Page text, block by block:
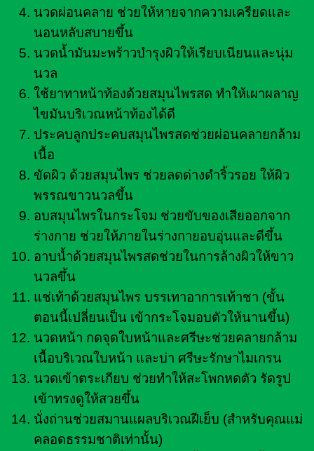
นวดผ่อนคลาย ช่วยให้หายจากความเครียดและ
นอนหลับสบายขึ้น
นวดน้ำมันมะพร้าวบำรุงผิวให้เรียบเนียนและนุ่ม
นวล
ใช้ยาทาหน้าท้องด้วยสมุนไพรสด ทำให้เผาผลาญ
ไขมันบริเวณหน้าท้องได้ดี
ประคบลูกประคบสมุนไพรสดช่วยผ่อนคลายกล้าม
เนื้อ
ขัดผิว ด้วยสมุนไพร ช่วยลดด่างดำริ้วรอย ให้ผิว
พรรณขาวนวลขึ้น
อบสมุนไพรในกระโจม ช่วยขับของเสียออกจาก
ร่างกาย ช่วยให้ภายในร่างกายอบอุ่นและดีขึ้น
อาบน้ำด้วยสมุนไพรสดช่วยในการล้างผิวให้ขาว
นวลขึ้น
แช่เท้าด้วยสมุนไพร บรรเทาอาการเท้าชา (ขั้น
ตอนนี้เปลี่ยนเป็น เข้ากระโจมอบตัวให้นานขึ้น)
นวดหน้า กดจุดใบหน้าและศรีษะช่วยคลายกล้าม
เนื้อบริเวณใบหน้า และบ่า ศรีษะรักษาไมเกรน
นวดเข้าตระเกียบ ช่วยทำให้สะโพกหดตัว รัดรูป
เข้าทรงดูให้สวยขึ้น
นั่งถ่านช่วยสมานแผลบริเวณฝีเย็บ (สำหรับคุณแม่
คลอดธรรมชาติเท่านั้น)